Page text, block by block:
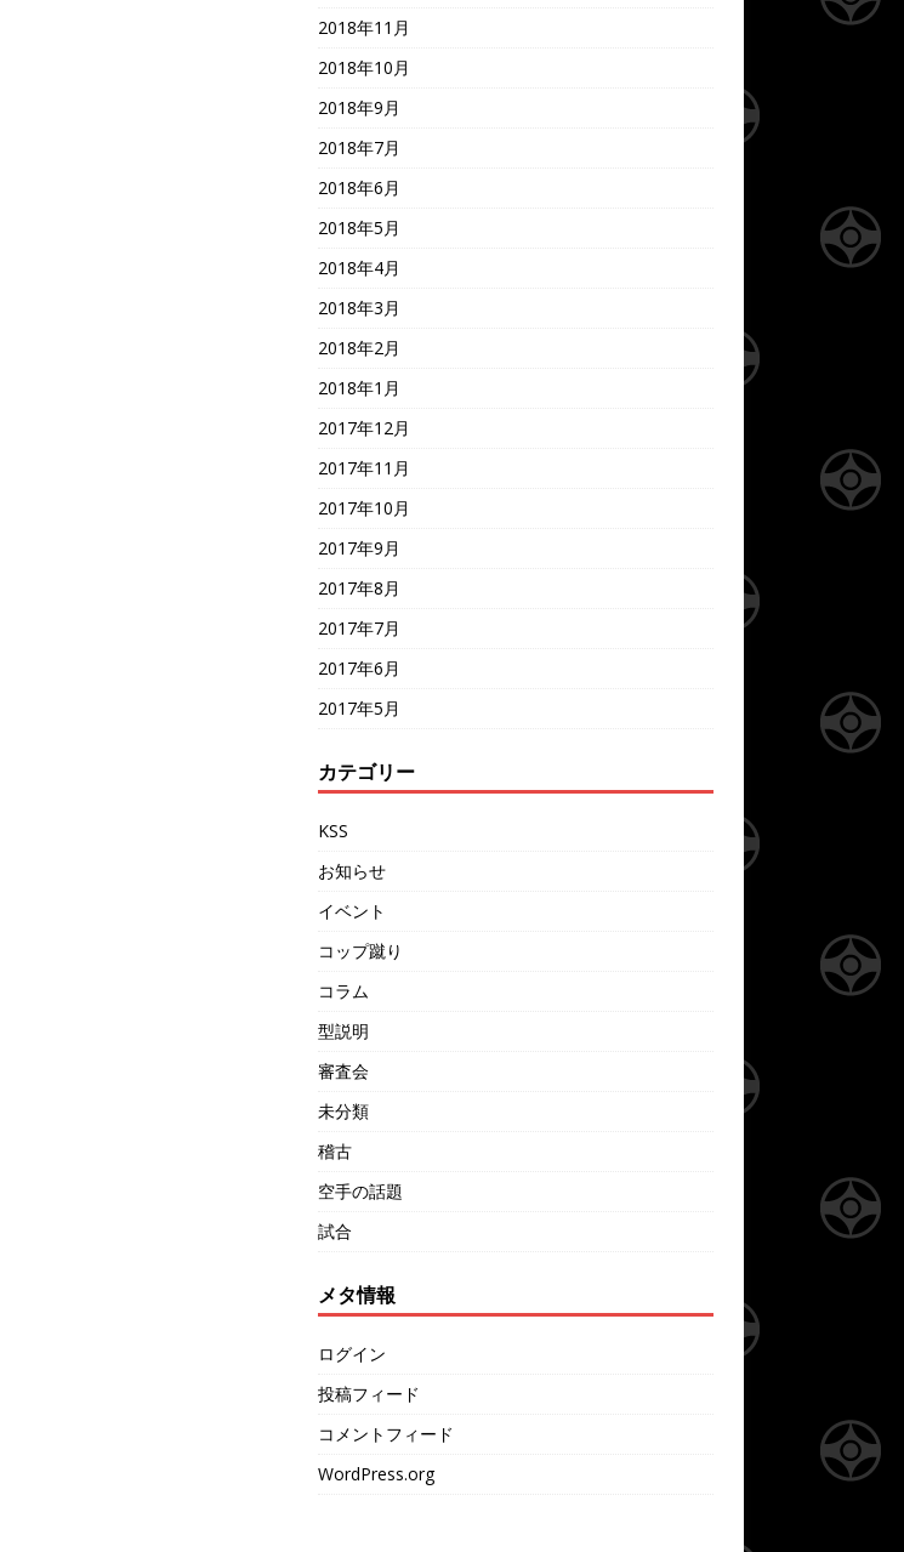
2018年11月
2018年10月
2018年9月
2018年7月
2018年6月
2018年5月
2018年4月
2018年3月
2018年2月
2018年1月
2017年12月
2017年11月
2017年10月
2017年9月
2017年8月
2017年7月
2017年6月
2017年5月
カテゴリー
KSS
お知らせ
イベント
コップ蹴り
コラム
型説明
審査会
未分類
稽古
空手の話題
試合
メタ情報
ログイン
投稿フィード
コメントフィード
WordPress.org